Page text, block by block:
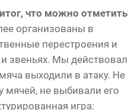
что можно
организованы в
перестроения и
звеньях. Мы
выходили в атаку. Не
мячей, не выбивали его
игра: